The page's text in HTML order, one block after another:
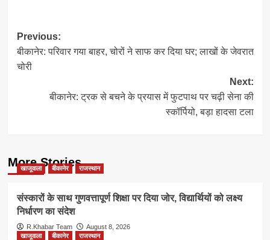
Post
navigation
Previous:
बीकानेर: परिवार गया बाहर, चोरों ने साफ कर दिया घर; लाखों के जेवरात
चोरी
Next:
बीकानेर: ट्रक से बचने के प्रयास में फुटपाथ पर चढ़ी सेना की
स्कॉर्पियो, बड़ा हादसा टला
More Stories
खाजूवाला बीकानेर राजस्थान
संस्कारों के साथ गुणवत्तापूर्ण शिक्षा पर दिया जोर, विद्यार्थियों को लक्ष्य
निर्धारण का संदेश
R.Khabar Team
August 8, 2026
खाजूवाला
बीकानेर राजस्थान